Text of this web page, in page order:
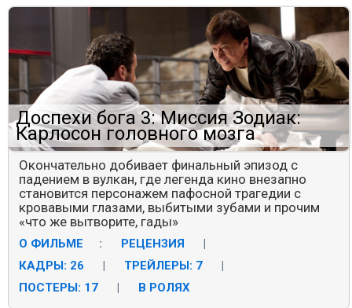
Доспехи бога 3: Миссия Зодиак:
Карлосон головного мозга
Окончательно добивает финальный эпизод с
падением в вулкан, где легенда кино внезапно
становится персонажем пафосной трагедии с
кровавыми глазами, выбитыми зубами и прочим
«что же вытворите, гады»
О ФИЛЬМЕ : РЕЦЕНЗИЯ
КАДРЫ: 26
ТРЕЙЛЕРЫ: 7
ПОСТЕРЫ: 17
В РОЛЯХ